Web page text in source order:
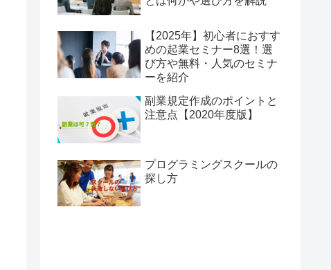
【2025年】初心者におすす
めの起業セミナー8選！選
び方や無料・人気のセミナ
ーを紹介
副業規定作成のポイントと
注意点【2020年度版】
プログラミングスクールの
探し方